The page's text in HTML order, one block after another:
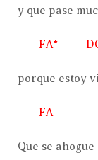
y que pase
FA*
porque estoy
FA
Que se